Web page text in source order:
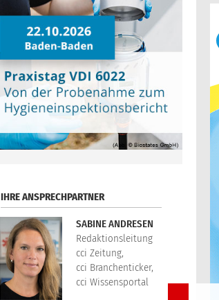
IHRE ANSPRECHPARTNER
SABINE ANDRESEN
Redaktionsleitung
cci Zeitung,
cci Branchenticker,
cci Wissensportal